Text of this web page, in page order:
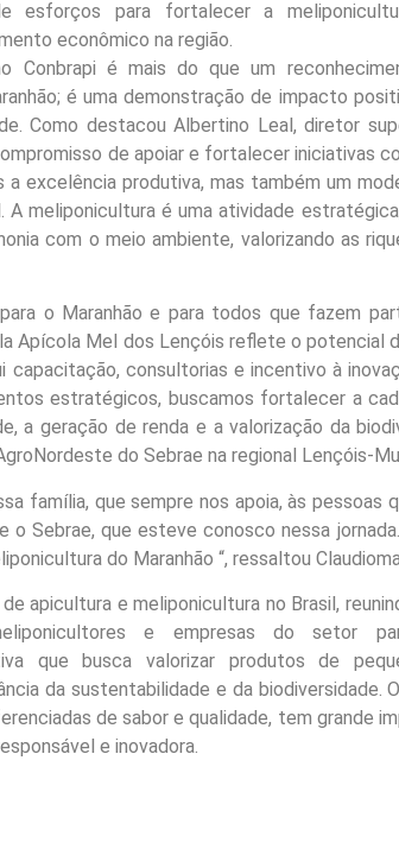
esforços para fortalecer a
econômico na região.
é mais do que um
é uma demonstração de impacto
Como destacou Albertino Leal, diretor
de apoiar e fortalecer iniciativas
excelência produtiva, mas também um
meliponicultura é uma atividade
com o meio ambiente, valorizando as
o Maranhão e para todos que fazem
Apícola Mel dos Lençóis reflete o potencial
consultorias e incentivo à
estratégicos, buscamos fortalecer a
a geração de renda e a valorização da
do Sebrae na regional Lençóis-
família, que sempre nos apoia, às pessoas
Sebrae, que esteve conosco nessa
do Maranhão “, ressaltou
apicultura e meliponicultura no Brasil,
e empresas do setor
que busca valorizar produtos de
da sustentabilidade e da biodiversidade.
de sabor e qualidade, tem grande
e inovadora.